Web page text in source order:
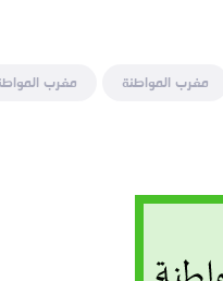
مغرب المواطنة مغرب